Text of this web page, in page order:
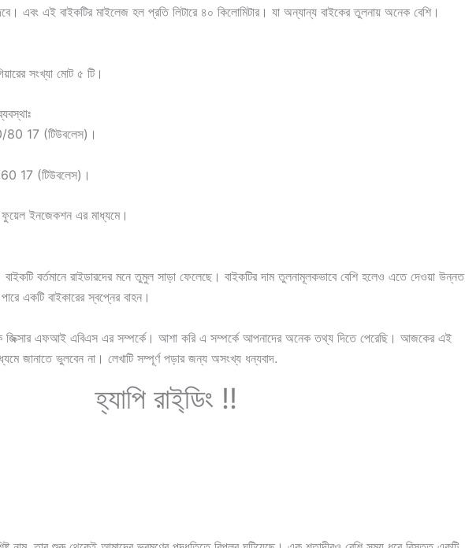
এবং এই বাইকটির মাইলেজ হল প্রতি লিটারে ৪০ কিলোমিটার। যা অন্যান্য বাইকের তুলনায় অনেক বেশি।
সংখ্যা মোট ৫ টি।
80 17 (টিউবলেস)।
60 17 (টিউবলেস)।
ফুয়েল ইনজেকশন এর মাধ্যমে।
বর্তমানে রাইডারদের মনে তুমুল সাড়া ফেলেছে। বাইকটির দাম তুলনামূলকভাবে বেশি হলেও এতে দেওয়া উন্নত
একটি বাইকারের স্বপ্নের বাহন।
এফআই এবিএস এর সম্পর্কে। আশা করি এ সম্পর্কে আপনাদের অনেক তথ্য দিতে পেরেছি। আজকের এই
জানাতে ভুলবেন না। লেখাটি সম্পূর্ণ পড়ার জন্য অসংখ্য ধন্যবাদ.
হ্যাপি রাই্ডিং !!